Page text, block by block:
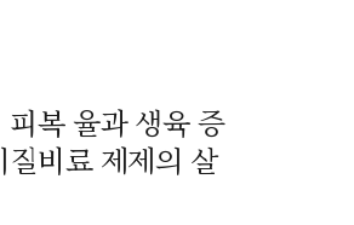
복 율과 생육 증
비료 제제의 살